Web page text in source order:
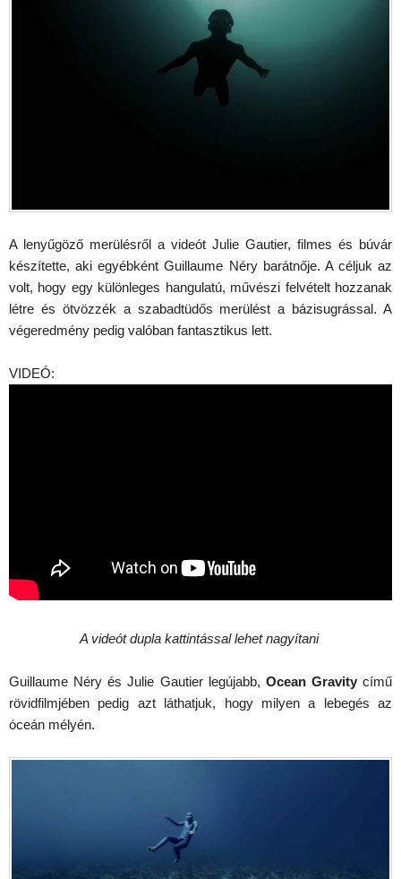
A lenyűgöző merülésről a videót Julie Gautier, filmes és búvár
készítette, aki egyébként Guillaume Néry barátnője. A céljuk az
volt, hogy egy különleges hangulatú, művészi felvételt hozzanak
létre és ötvözzék a szabadtüdős merülést a bázisugrással. A
végeredmény pedig valóban fantasztikus lett.
VIDEÓ:
A videót dupla kattintással lehet nagyítani
Guillaume Néry és Julie Gautier legújabb, Ocean Gravitycímű
rövidfilmjében pedig azt láthatjuk, hogy milyen a lebegés az
óceán mélyén.